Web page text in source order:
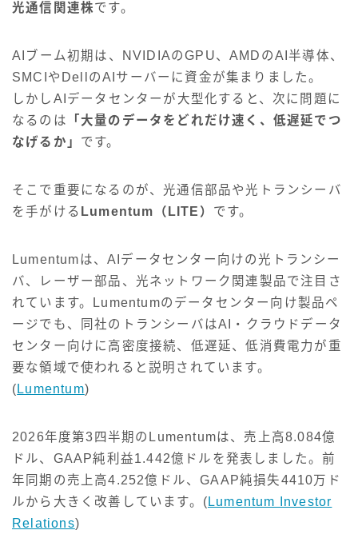
光通信関連株です。
AIブーム初期は、NVIDIAのGPU、AMDのAI半導体、
SMCIやDellのAIサーバーに資金が集まりました。
しかしAIデータセンターが大型化すると、次に問題に
なるのは
「大量のデータをどれだけ速く、低遅延でつ
なげるか」 です。
そこで重要になるのが、光通信部品や光トランシーバ
を手がける Lumentum（LITE） です。
Lumentumは、AIデータセンター向けの光トランシー
バ、レーザー部品、光ネットワーク関連製品で注目さ
れています。Lumentumのデータセンター向け製品ペ
ージでも、同社のトランシーバはAI・クラウドデータ
センター向けに高密度接続、低遅延、低消費電力が重
要な領域で使われると説明されています。
( Lumentum)
2026年度第3四半期のLumentumは、売上高8.084億
ドル、GAAP純利益1.442億ドルを発表しました。前
年同期の売上高4.252億ドル、GAAP純損失4410万ド
ルから大きく改善しています。( Lumentum Investor
Relations)